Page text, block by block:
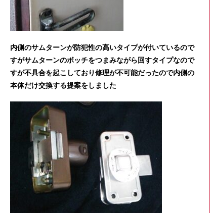
内側のサムターンが防犯性の高いタイプが付いているので
すがサムターンのボッチをつまみながら回すタイプなので
すが不具合を起こしており修理が不可能だったので内側の
本体だけ交換する提案をしました